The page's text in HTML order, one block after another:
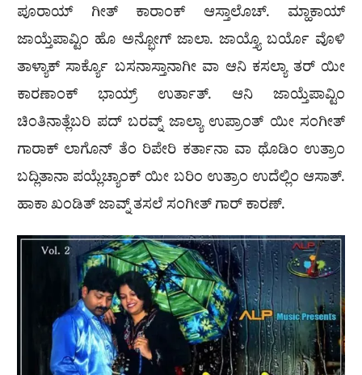
ಪೂರಾಯ್ ಗೀತ್ ಕಾರಾಂಕ್ ಆಸ್ತಾಲೊಚ್. ಮ್ಹಾಕಾಯ್
ಜಾಯ್ತೆಪಾವ್ಟಿಂ ಹೊ ಅನ್ಭೋಗ್ ಜಾಲಾ. ಜಾಯ್ತ್ಯೊ ಬರ್ಯೊ ವೊಳಿ
ತಾಳ್ಯಾಕ್ ಸಾರ್ಕ್ಯೊ ಬಸನಾಸ್ತಾನಾಗೀ ವಾ ಆನಿ ಕಸಲ್ಯಾ ತರ್ ಯೀ
ಕಾರಣಾಂಕ್ ಭಾಯ್ರ್ ಉರ್ತಾತ್. ಆನಿ ಜಾಯ್ತೆಪಾವ್ಟಿಂ
ಚಿಂತಿನಾತ್ಲೆಬರಿ ಪದ್ ಬರವ್ನ್ ಜಾಲ್ಯಾ ಉಪ್ರಾಂತ್ ಯೀ ಸಂಗೀತ್
ಗಾರಾಕ್ ಲಾಗೊನ್ ತೆಂ ರಿಪೇರಿ ಕರ್ತಾನಾ ವಾ ಥೊಡಿಂ ಉತ್ರಾಂ
ಬದ್ಲಿತಾನಾ ಪಯ್ಲೆಚ್ಯಾಂಕ್ ಯೀ ಬರಿಂ ಉತ್ರಾಂ ಉದೆಲ್ಲಿಂ ಆಸಾತ್.
ಹಾಕಾ ಖಂಡಿತ್ ಜಾವ್ನ್ ತಸಲೆ ಸಂಗೀತ್ ಗಾರ್ ಕಾರಣ್.